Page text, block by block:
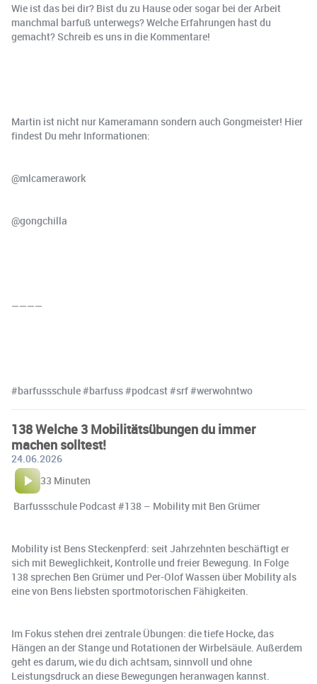
Wie ist das bei dir? Bist du zu Hause oder sogar bei der Arbeit
manchmal barfuß unterwegs? Welche Erfahrungen hast du
gemacht? Schreib es uns in die Kommentare!
Martin ist nicht nur Kameramann sondern auch Gongmeister! Hier
findest Du mehr Informationen:
@mlcamerawork
@gongchilla
————
#barfussschule #barfuss #podcast #srf #werwohntwo
138 Welche 3 Mobilitätsübungen du immer
machen solltest!
24.06.2026
33 Minuten
️ Barfussschule Podcast #138 – Mobility mit Ben Grümer
Mobility ist Bens Steckenpferd: seit Jahrzehnten beschäftigt er
sich mit Beweglichkeit, Kontrolle und freier Bewegung. In Folge
138 sprechen Ben Grümer und Per-Olof Wassen über Mobility als
eine von Bens liebsten sportmotorischen Fähigkeiten.
Im Fokus stehen drei zentrale Übungen: die tiefe Hocke, das
Hängen an der Stange und Rotationen der Wirbelsäule. Außerdem
geht es darum, wie du dich achtsam, sinnvoll und ohne
Leistungsdruck an diese Bewegungen heranwagen kannst.